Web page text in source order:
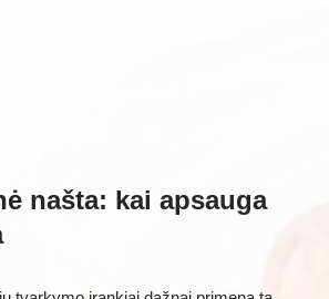
našta: kai apsauga